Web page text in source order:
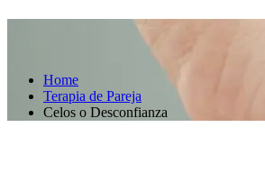
Home
Terapia de Pareja
Celos o Desconfianza